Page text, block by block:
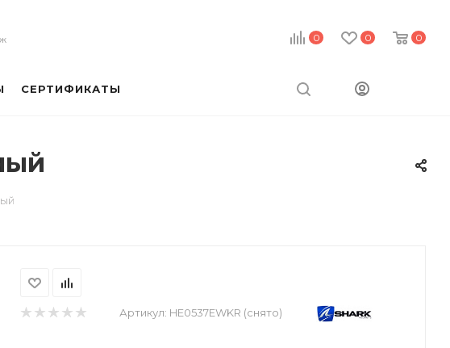
0 0 0
СЕРТИФИКАТЫ
Артикул: HE0537EWKR (снято)